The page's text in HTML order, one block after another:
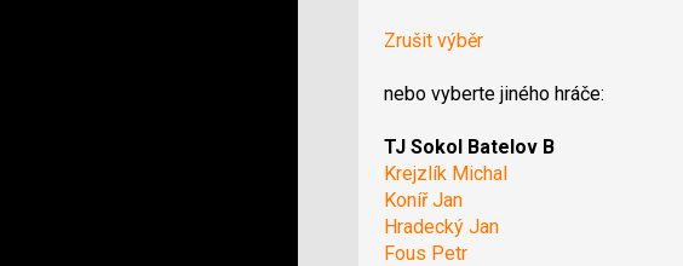
Zrušit výběr
nebo vyberte jiného hráče:
TJ Sokol Batelov B
Krejzlík Michal
Koníř Jan
Hradecký Jan
Fous Petr